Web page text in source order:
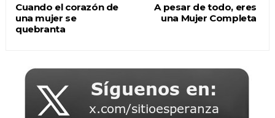
A pesar de todo, eres
una Mujer Completa
Cuando el corazón de
una mujer se
quebranta